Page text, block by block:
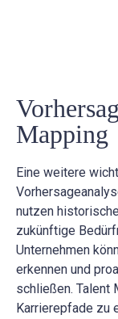
Mapping
Eine weitere
nutzen
zukünftige
Unternehmen
erkennen und
schließen. Talent
Karrierepfade zu